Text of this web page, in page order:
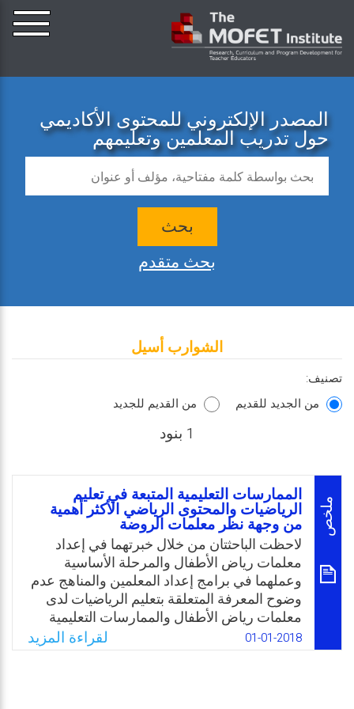
المصدر الإلكتروني للمحتوى الأكاديمي
حول تدريب المعلمين وتعليمهم
بحث
بحث متقدم
الشوارب أسيل
تصنيف:
من الجديد للقديم
من القديم للجديد
1 بنود
ملخص
الممارسات التعليمية المتبعة في تعليم
الرياضيات والمحتوى الرياضي الأكثر أهمية
من وجهة نظر معلمات الروضة
لاحظت الباحثتان من خلال خبرتهما في إعداد
معلمات رياض الأطفال والمرحلة الأساسية
وعملهما في برامج إعداد المعلمين والمناهج عدم
وضوح المعرفة المتعلقة بتعليم الرياضيات لدى
معلمات رياض الأطفال والممارسات التعليمية
المناسبة لأطفال هذه المرحلة، وكذلك النظرة
القاصرة لمنهاج الرياضيات لمرحلة رياض الأطفال
01-01-2018 لقراءة المزيد